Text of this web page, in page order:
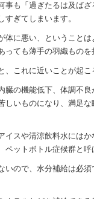
事も「過ぎたるは及ば
ぎてしまいます。
に悪い、ということ
ても薄手の羽織ものを
これに近いことが起こ
臓の機能低下、体調不
しいものになり、満足
イスや清涼飲料水には
ットボトル症候群と
いので、水分補給は必